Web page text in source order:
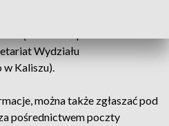
Wydziału
Kaliszu).
można także zgłaszać pod
pośrednictwem poczty